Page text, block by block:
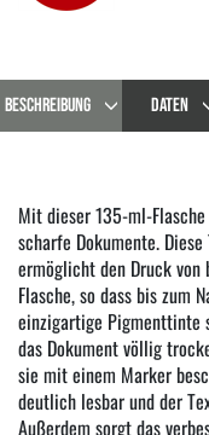
BESCHREIBUNG DATEN
Mit dieser 135-ml-
scharfe Dokumente.
ermöglicht den Druck
Flasche, so dass bis zum
einzigartige Pigmenttinte
das Dokument völlig
sie mit einem Marker
deutlich lesbar und der
Außerdem sorgt das